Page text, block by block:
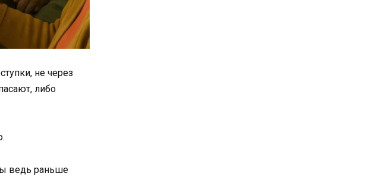
не через
либо
ведь раньше